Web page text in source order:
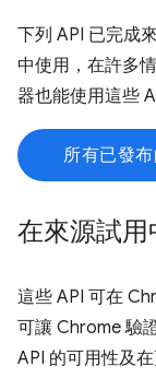
下列 API 已完成
中使用，在許多
器也能使用這些
所有已發
在來源試用
這些 API 可在
可讓 Chrome 驗
API 的可用性及